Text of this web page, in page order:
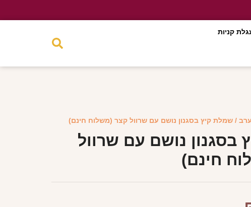
קניות
/ שמלת קיץ בסגנון נושם עם שרוול קצר (משלוח חינם)
בסגנון נושם עם שרוול
חינם)